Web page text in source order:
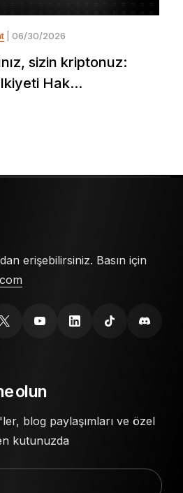
| 06/30/2026
sizin kriptonuz:
Hak...
erişebilirsiniz. Basın için
olun
blog paylaşımları ve özel
kutunuzda